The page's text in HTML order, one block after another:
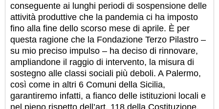
conseguente ai lunghi periodi di sospensione delle
attività produttive che la pandemia ci ha imposto
fino alla fine dello scorso mese di aprile. È per
questa ragione che la Fondazione Terzo Pilastro –
su mio preciso impulso – ha deciso di rinnovare,
ampliandone il raggio di intervento, la misura di
sostegno alle classi sociali più deboli. A Palermo,
così come in altri 6 Comuni della Sicilia,
garantiremo infatti, a fianco delle istituzioni locali e
nel pieno rispetto dell’art. 118 della Costituzione,